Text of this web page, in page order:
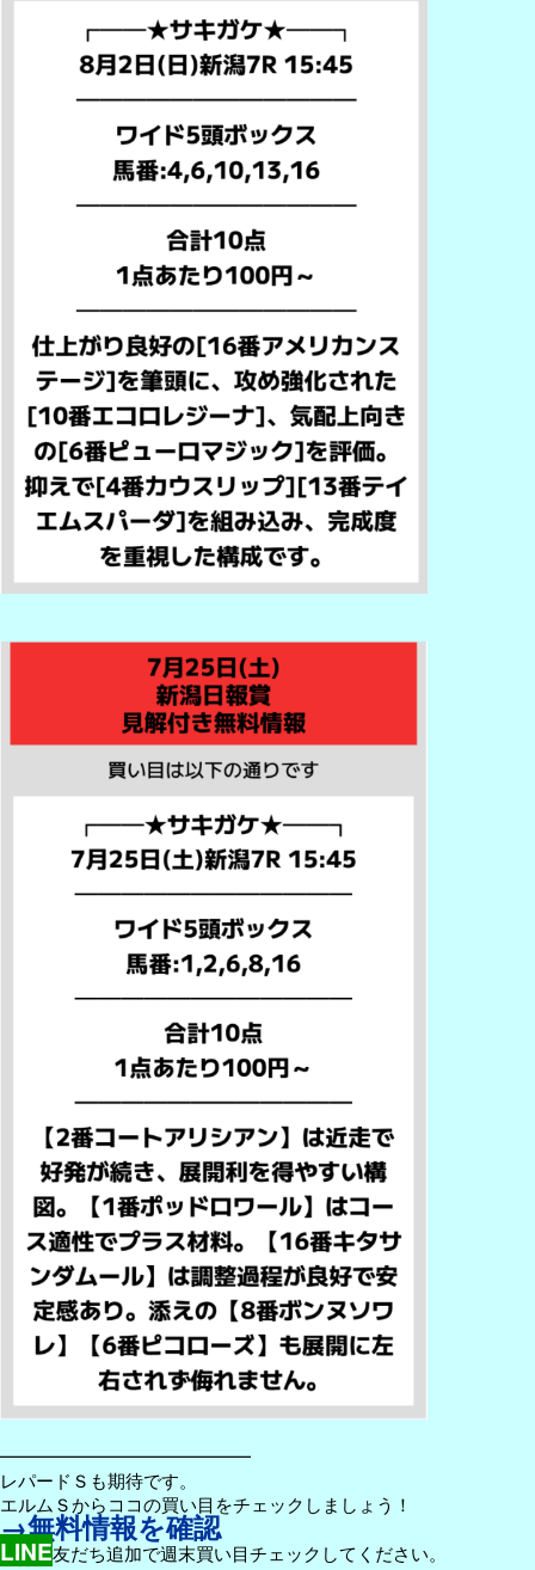
━━━━━━━━━━━━━━
レパードＳも期待です。
エルムＳからココの買い目をチェックしましょう！
→無料情報を確認
LINE友だち追加で週末買い目チェックしてください。